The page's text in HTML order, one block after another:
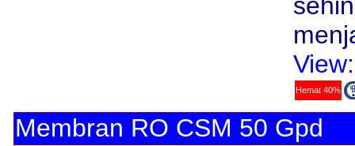
Hemat 40%
Membran RO CSM 50 Gpd